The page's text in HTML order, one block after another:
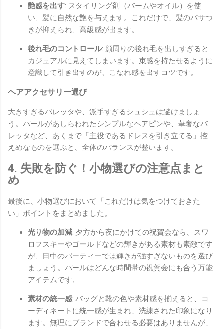
艶感を出す: スタイリング剤（バームやオイル）を使
い、髪に自然な艶を与えます。これだけで、髪のパサつ
きが抑えられ、高級感が出ます。
後れ毛のコントロール: 顔周りの後れ毛を出しすぎると
カジュアルに見えてしまいます。束感を持たせるように
意識して引き出すのが、こなれ感を出すコツです。
ヘアアクセサリー選び
大きすぎるバレッタや、派手すぎるシュシュは避けましょ
う。パールがあしらわれたシンプルなヘアピンや、華奢なバ
レッタなど、あくまで「主役であるドレスを引き立てる」控
えめなものを選ぶと、全体のバランスが整います。
4. 失敗を防ぐ！小物選びの注意点まと
め
最後に、小物選びにおいて「これだけは気をつけておきた
い」ポイントをまとめました。
光り物の加減: 夕方から夜にかけての祝賀会なら、スワ
ロフスキーやゴールドなどの輝きがある素材も素敵です
が、日中のパーティーでは輝きが強すぎないものを選び
ましょう。パールはどんな時間帯の祝賀会にも合う万能
アイテムです。
素材の統一感: バッグと靴の色や素材感を揃えると、コ
ーディネートに統一感が生まれ、洗練された印象になり
ます。無理にブランドで合わせる必要はありませんが、